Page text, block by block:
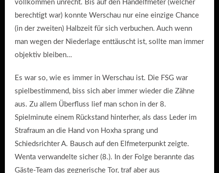
vollkommen unrecht. Bis auf den Handelfmeter (welcher
berechtigt war) konnte Werschau nur eine einzige Chance
(in der zweiten) Halbzeit für sich verbuchen. Auch wenn
man wegen der Niederlage enttäuscht ist, sollte man immer
objektiv bleiben…
Es war so, wie es immer in Werschau ist. Die FSG war
spielbestimmend, biss sich aber immer wieder die Zähne
aus. Zu allem Überfluss lief man schon in der 8.
Spielminute einem Rückstand hinterher, als dass Leder im
Strafraum an die Hand von Hoxha sprang und
Schiedsrichter A. Bausch auf den Elfmeterpunkt zeigte.
Wenta verwandelte sicher (8.). In der Folge berannte das
Gäste-Team das gegnerische Tor, traf aber aus